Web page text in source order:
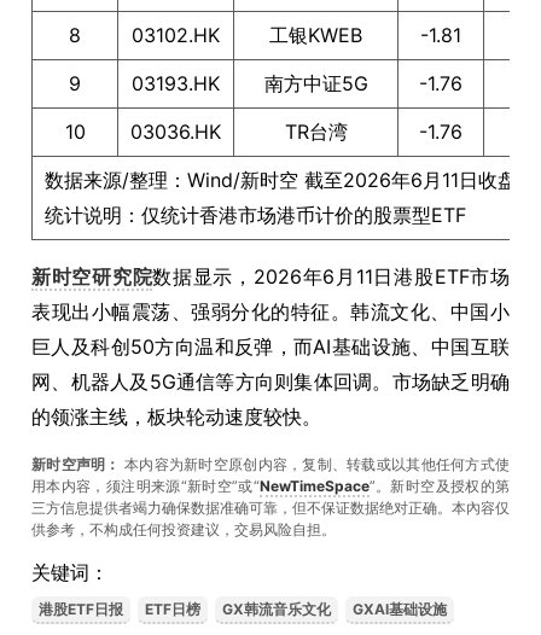
8
03102.HK 工银KWEB
-1.81
9
03193.HK 南方中证5G
-1.76
10
03036.HK TR台湾
-1.76
数据来源/整理：Wind/新时空 截至2026年6月11日收盘
统计说明：仅统计香港市场港币计价的股票型ETF
新时空研究院数据显示，2026年6月11日港股ETF市场
表现出小幅震荡、强弱分化的特征。韩流文化、中国小
巨人及科创50方向温和反弹，而AI基础设施、中国互联
网、机器人及5G通信等方向则集体回调。市场缺乏明确
的领涨主线，板块轮动速度较快。
新时空声明： 本内容为新时空原创内容，复制、转载或以其他任何方式使
用本内容，须注明来源“新时空”或“NewTimeSpace”。新时空及授权的第
三方信息提供者竭力确保数据准确可靠，但不保证数据绝对正确。本內容仅
供参考，不构成任何投资建议，交易风险自担。
关键词：
港股ETF日报 ETF日榜 GX韩流音乐文化 GXAI基础设施